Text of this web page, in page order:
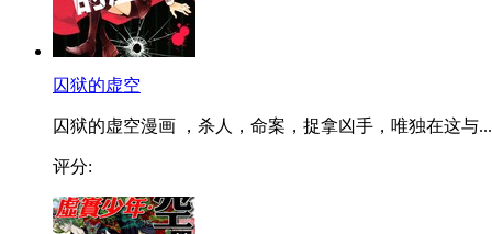
囚狱的虚空
囚狱的虚空漫画 ，杀人，命案，捉拿凶手，唯独在这与...
评分: